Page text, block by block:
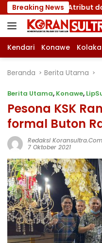
Langsung
ke
konten
Breaking News
dan Motivasi, Incar
Kendari Konawe
Beranda Berita Utama
Berita Utama, Konawe,
Pesona KSK
formal Buton
Redaksi Koransultra.com
7 Oktober 2021